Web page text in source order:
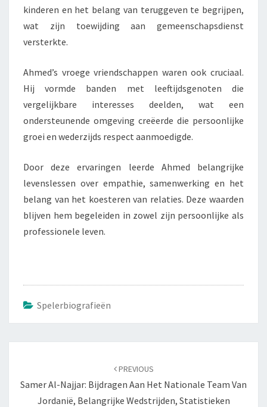
kinderen en het belang van teruggeven te begrijpen,
wat zijn toewijding aan gemeenschapsdienst
versterkte.
Ahmed’s vroege vriendschappen waren ook cruciaal.
Hij vormde banden met leeftijdsgenoten die
vergelijkbare interesses deelden, wat een
ondersteunende omgeving creëerde die persoonlijke
groei en wederzijds respect aanmoedigde.
Door deze ervaringen leerde Ahmed belangrijke
levenslessen over empathie, samenwerking en het
belang van het koesteren van relaties. Deze waarden
blijven hem begeleiden in zowel zijn persoonlijke als
professionele leven.
Spelerbiografieën
PREVIOUS
Samer Al-Najjar: Bijdragen Aan Het Nationale Team Van
Jordanië, Belangrijke Wedstrijden, Statistieken